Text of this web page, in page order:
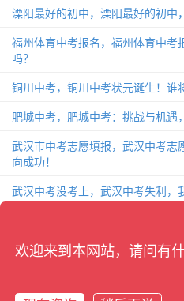
溧阳最好的初中，溧阳最好的初中
福州体育中考报名，福州体育中考
吗？
铜川中考，铜川中考状元诞生！谁
肥城中考，肥城中考：挑战与机遇
武汉市中考志愿填报，武汉中考志
向成功！
武汉中考没考上，武汉中考失利，
杭州中考2018，杭州中考2018：
欢迎来到本网站，请问有